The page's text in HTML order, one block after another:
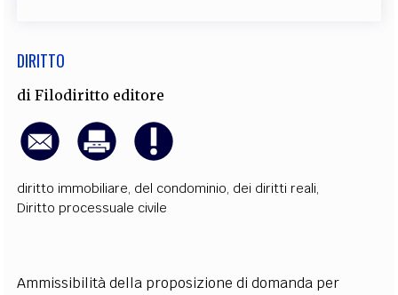
DIRITTO
diFilodiritto editore
diritto immobiliare, del condominio, dei diritti reali,
Diritto processuale civile
Ammissibilità della proposizione di domanda per